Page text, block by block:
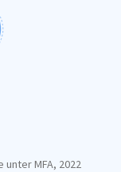
MFA, 2022